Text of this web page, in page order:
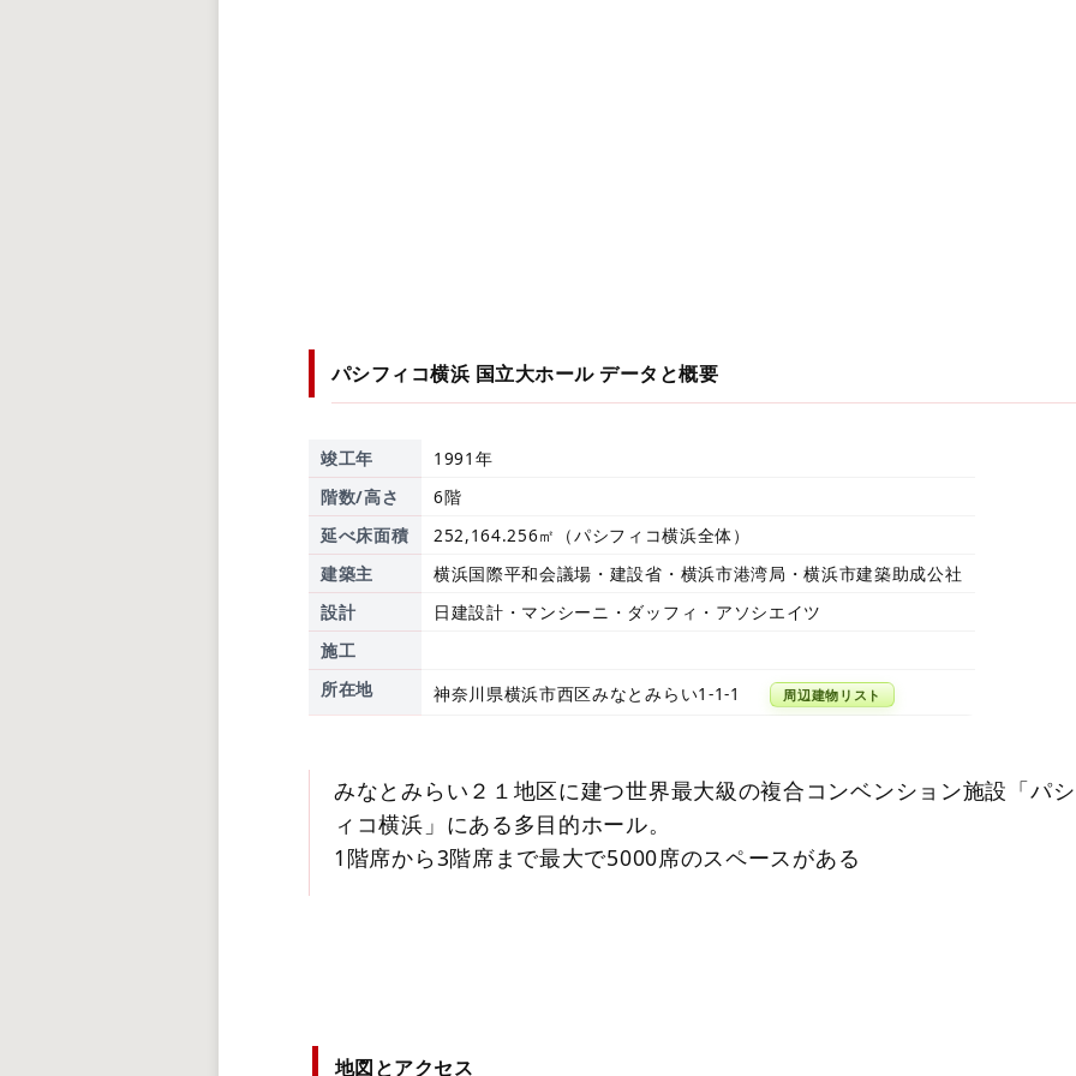
パシフィコ横浜 国立大ホール データと概要
竣工年
1991年
階数/高さ
6階
延べ床面積
252,164.256㎡（パシフィコ横浜全体）
建築主
横浜国際平和会議場・建設省・横浜市港湾局・横浜市建築助成公社
設計
日建設計・マンシーニ・ダッフィ・アソシエイツ
施工
所在地
神奈川県横浜市西区みなとみらい1-1-1 周辺建物リスト
みなとみらい２１地区に建つ世界最大級の複合コンベンション施設「パ
ィコ横浜」にある多目的ホール。
1階席から3階席まで最大で5000席のスペースがある
地図とアクセス